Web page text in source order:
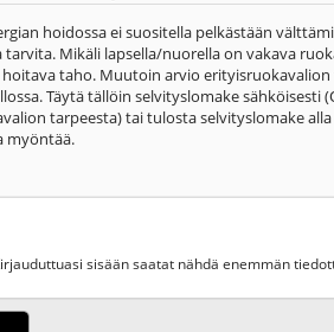
hoidossa ei suositella pelkästään
Mikäli lapsella/nuorella on vakava
taho. Muutoin arvio
Täytä tällöin selvityslomake sähköisesti
tarpeesta) tai tulosta selvityslomake
myöntää.
sisään saatat nähdä enemmän